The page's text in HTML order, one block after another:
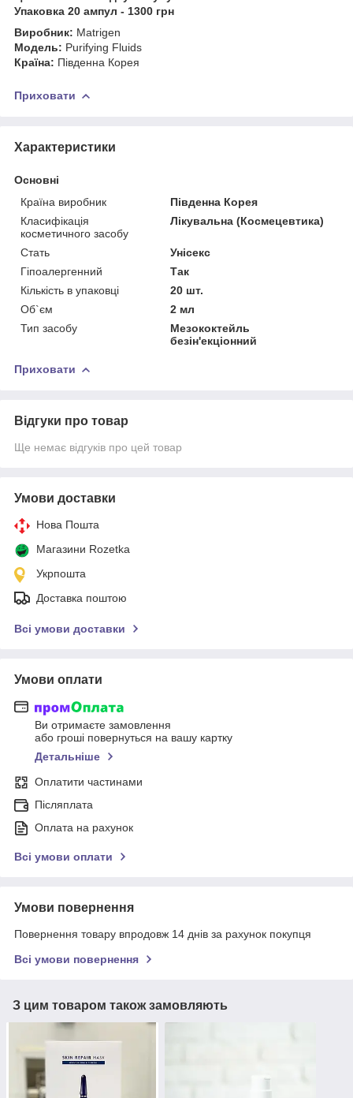
Упаковка 20 ампул - 1300 грн
Виробник: Matrigen
Модель: Purifying Fluids
Країна: Південна Корея
Приховати
Характеристики
Основні
Країна виробник
Південна Корея
Класифікація
косметичного засобу
Лікувальна (Космецевтика)
Стать
Унісекс
Гіпоалергенний
Так
Кількість в упаковці
20 шт.
Об`єм
2 мл
Тип засобу
Мезококтейль
безін'екціонний
Приховати
Відгуки про товар
Ще немає відгуків про цей товар
Умови доставки
Нова Пошта
Магазини Rozetka
Укрпошта
Доставка поштою
Всі умови доставки
Умови оплати
Ви отримаєте замовлення
або гроші повернуться на вашу картку
Детальніше
Оплатити частинами
Післяплата
Оплата на рахунок
Всі умови оплати
Умови повернення
Повернення товару впродовж 14 днів за рахунок покупця
Всі умови повернення
З цим товаром також замовляють